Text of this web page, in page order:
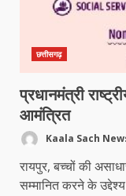
छत्तीसगढ़
प्रधानमंत्री
आमंत्रित
Kaala Sach
रायपुर, बच्चों की
सम्मानित करने के